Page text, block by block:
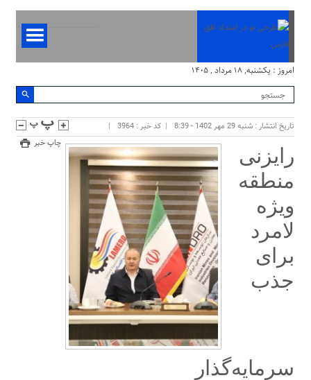
امروز : یکشنبه, ۱۸ مرداد , ۱۴۰۵
تاریخ انتشار : شنبه 29 مهر 1402 - 8:39
کد خبر : 3964
چاپ خبر
رایزنی
منطقه
ویژه
لامرد
برای
جذب
سرمایه‌گذار